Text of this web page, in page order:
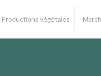
Productions végétales